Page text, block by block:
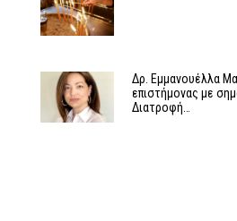
Δρ. Εμμανουέλλα
επιστήμονας με
Διατροφή…